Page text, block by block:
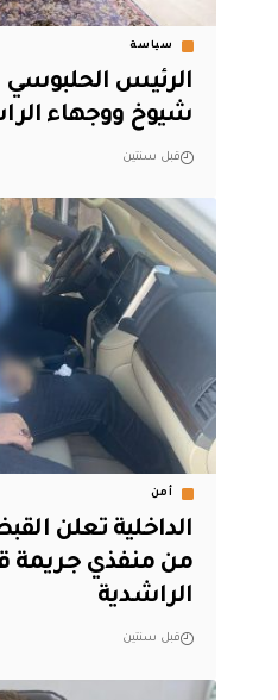
سياسة
الرئيس
شيوخ ووجهاء
قبل سنتين
أمن
الداخلية تعلن
من منفذي
الراشدية
قبل سنتين